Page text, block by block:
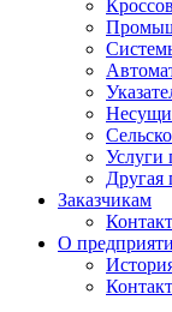
Услуги
Другая
Заказчикам
О